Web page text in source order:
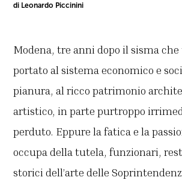
di Leonardo Piccinini
Modena, tre anni dopo il sisma
portato al sistema economico e
pianura, al ricco patrimonio
artistico, in parte purtroppo
perduto. Eppure la fatica e la
occupa della tutela, funzionari,
storici dell’arte delle